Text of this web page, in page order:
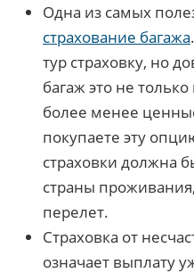
Одна из самых
страхование багажа
тур страховку, но
багаж это не
более менее
покупаете эту
страховки должна
страны
перелет.
Страховка от
означает выплату